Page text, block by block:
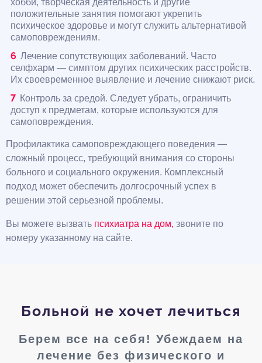
хобби, творческая деятельность и другие
положительные занятия помогают укрепить
психическое здоровье и могут служить альтернативой
самоповреждениям.
Лечение сопутствующих заболеваний. Часто
селфхарм — симптом других психических расстройств.
Их своевременное выявление и лечение снижают риск.
Контроль за средой. Следует убрать, ограничить
доступ к предметам, которые используются для
самоповреждения.
Профилактика самоповреждающего поведения —
сложный процесс, требующий внимания со стороны
больного и социального окружения. Комплексный
подход может обеспечить долгосрочный успех в
решении этой серьезной проблемы.
Вы можете вызвать психиатра на дом, звоните по
номеру указанному на сайте.
Больной не хочет лечиться
Берем все на себя! Убеждаем на
лечение без физического и